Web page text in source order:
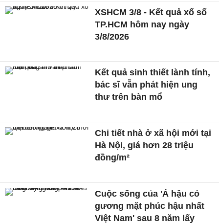
XSHCM 3/8 - Kết quả xổ số
TP.HCM hôm nay ngày
3/8/2026
Kết quả sinh thiết lành tính,
bác sĩ vẫn phát hiện ung
thư trên bàn mổ
Chi tiết nhà ở xã hội mới tại
Hà Nội, giá hơn 28 triệu
đồng/m²
Cuộc sống của 'Á hậu có
gương mặt phúc hậu nhất
Việt Nam' sau 8 năm lấy